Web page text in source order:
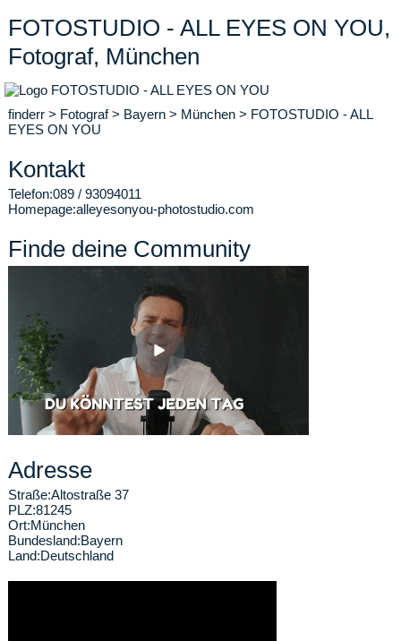
FOTOSTUDIO - ALL EYES ON YOU,
Fotograf, München
finderr > Fotograf> Bayern > München > FOTOSTUDIO - ALL
EYES ON YOU
Kontakt
Telefon:089 / 93094011
Homepage:alleyesonyou-photostudio.com
Finde deine Community
Adresse
Straße:Altostraße 37
PLZ:81245
Ort:München
Bundesland:Bayern
Land:Deutschland